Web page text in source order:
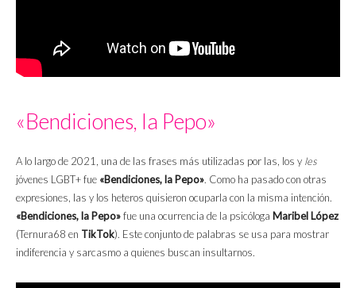
«Bendiciones, la Pepo»
A lo largo de 2021, una de las frases más utilizadas por las, los y les
jóvenes LGBT+ fue «Bendiciones, la Pepo». Como ha pasado con otras
expresiones, las y los heteros quisieron ocuparla con la misma intención.
«Bendiciones, la Pepo»fue una ocurrencia de la psicóloga Maribel López
(Ternura68 en TikTok). Este conjunto de palabras se usa para mostrar
indiferencia y sarcasmo a quienes buscan insultarnos.